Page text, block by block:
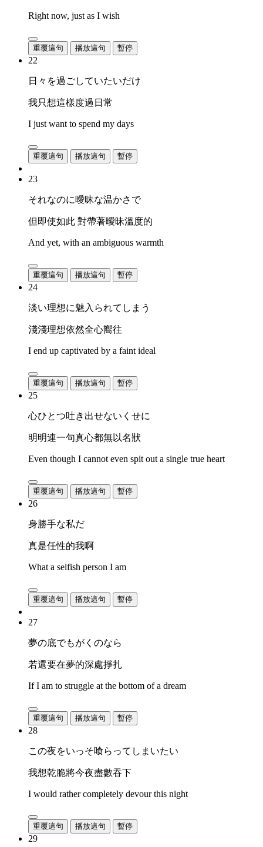
Right now, just as I wish
重覆這句 播放這句 暫停
22
日々を過ごしていたいだけ
我只想這樣度過日常
I just want to spend my days
重覆這句 播放這句 暫停
23
それなのに曖昧な温かさで
但即使如此 對帶著曖昧溫度的
And yet, with an ambiguous warmth
重覆這句 播放這句 暫停
24
淡い理想に魅入られてしまう
淺淺理想依然全心嚮往
I end up captivated by a faint ideal
重覆這句 播放這句 暫停
25
心ひとつ吐き出せないくせに
明明連一句真心都無以名狀
Even though I cannot even spit out a single true heart
重覆這句 播放這句 暫停
26
身勝手な私だ
真是任性的我啊
What a selfish person I am
重覆這句 播放這句 暫停
27
夢の底でもがくのなら
若還要在夢的深處掙扎
If I am to struggle at the bottom of a dream
重覆這句 播放這句 暫停
28
この夜をいっそ喰らってしまいたい
我想乾脆將今夜盡數吞下
I would rather completely devour this night
重覆這句 播放這句 暫停
29